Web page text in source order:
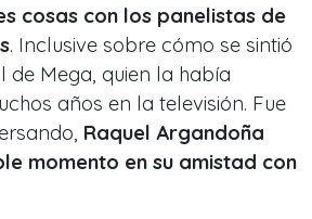
cosas con los panelistas de
. Inclusive sobre cómo se sintió
de Mega, quien la había
años en la televisión. Fue
Raquel Argandoña
momento en su amistad con